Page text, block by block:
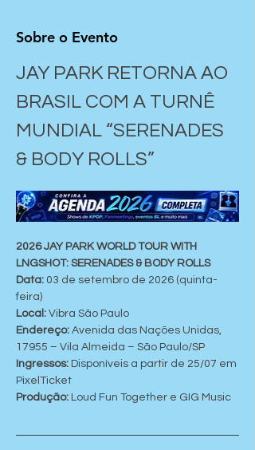
Sobre o Evento
JAY PARK RETORNA AO
BRASIL COM A TURNÊ
MUNDIAL “SERENADES
& BODY ROLLS”
2026 JAY PARK WORLD TOUR WITH
LNGSHOT: SERENADES & BODY ROLLS
Data: 03 de setembro de 2026 (quinta-
feira)
Local: Vibra São Paulo
Endereço: Avenida das Nações Unidas,
17955 – Vila Almeida – São Paulo/SP
Ingressos: Disponíveis a partir de 25/07 em
PixelTicket
Produção: Loud Fun Together e GIG Music